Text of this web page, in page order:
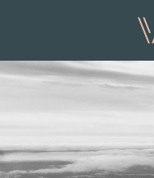
Hoppa till huvudinnehåll